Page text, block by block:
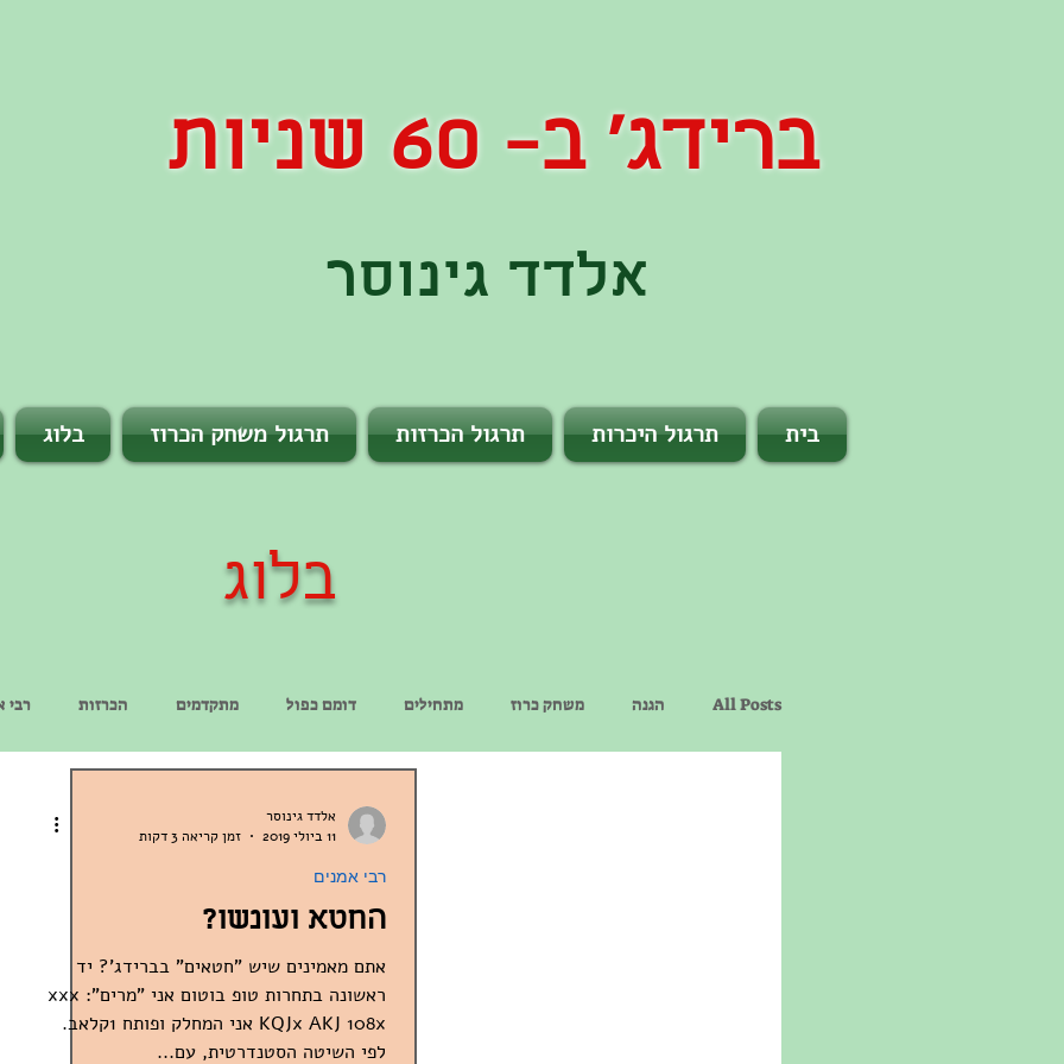
ברידג' ב- 60 שניות
אלדד גינוסר
בית תרגול היכרות תרגול הכרזות תרגול משחק הכרוז בלוג
בלוג
All Posts הגנה משחק כרוז מתחילים דומם כפול מתקדמים הכרזות רבי
אלדד גינוסר
11 ביולי 2019
זמן קריאה 3 דקות
רבי אמנים
החטא ועונשו?
אתם מאמינים שיש "חטאים" בברידג'? יד
ראשונה בתחרות טופ בוטום אני "מרים": xxx
KQJx AKJ 108x אני המחלק ופותח 1קלאב.
לפי השיטה הסטנדרטית, עם...